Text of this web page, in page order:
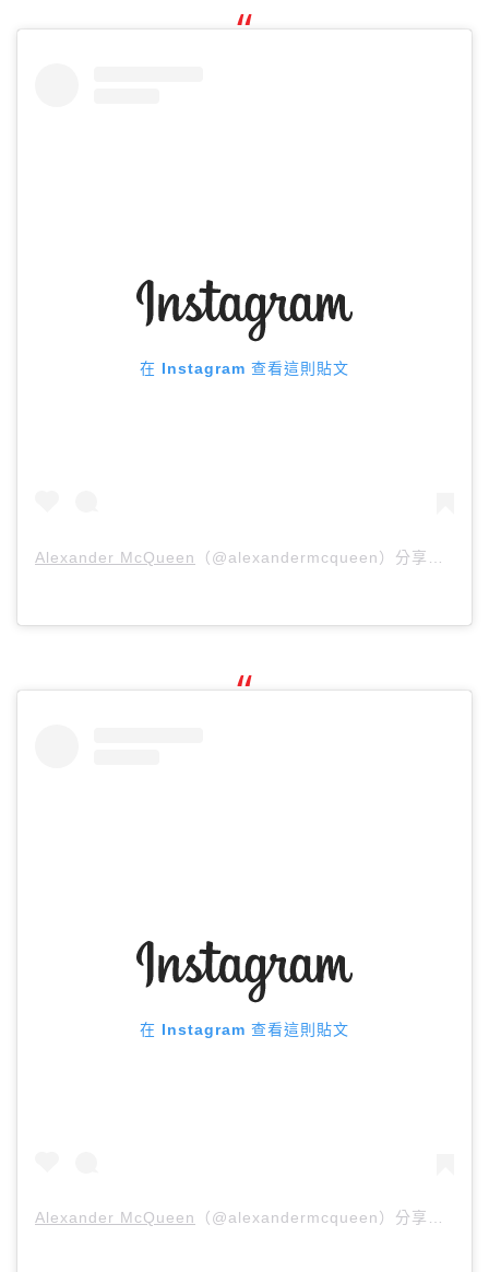
在 Instagram 查看這則貼文
Alexander McQueen （@alexandermcqueen）分享的貼文 於
在 Instagram 查看這則貼文
Alexander McQueen （@alexandermcqueen）分享的貼文 於